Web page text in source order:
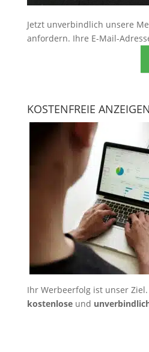
Jetzt unverbindlich unsere
anfordern. Ihre E-Mail-
KOSTENFREIE
Ihr Werbeerfolg ist unser
kostenloseund